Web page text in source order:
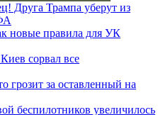
Друга Трампа уберут из
новые правила для УК
сорвал все
грозит за оставленный на
беспилотников увеличилось